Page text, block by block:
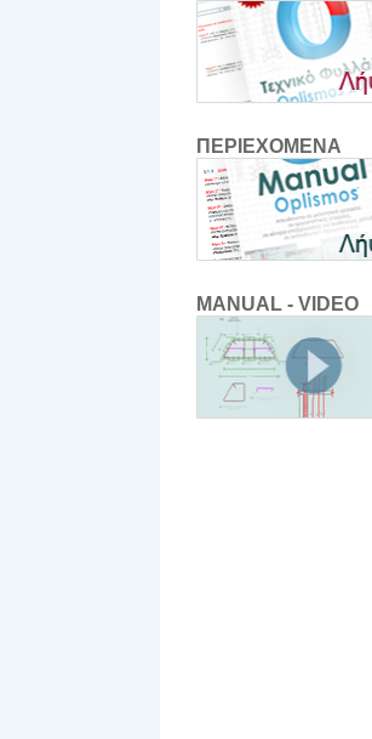
ΠΕΡΙΕΧΟΜΕΝΑ
MANUAL - VIDEO